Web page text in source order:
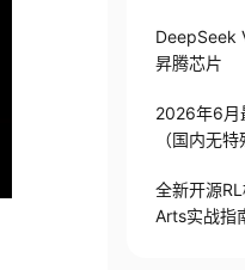
DeepSeek
昇腾芯片
2026年6月
（国内无
全新开源
Arts实战指